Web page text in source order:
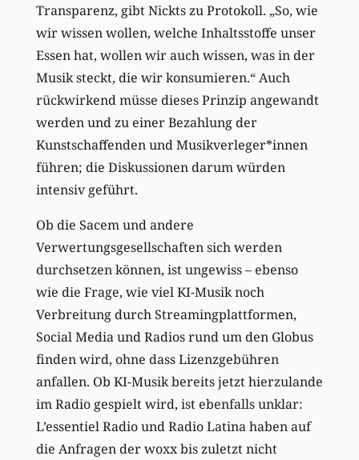
Transparenz, gibt Nickts zu Protokoll. „So, wie
wir wissen wollen, welche Inhaltsstoffe unser
Essen hat, wollen wir auch wissen, was in der
Musik steckt, die wir konsumieren.“ Auch
rückwirkend müsse dieses Prinzip angewandt
werden und zu einer Bezahlung der
Kunstschaffenden und Musikverleger*innen
führen; die Diskussionen darum würden
intensiv geführt.
Ob die Sacem und andere
Verwertungsgesellschaften sich werden
durchsetzen können, ist ungewiss – ebenso
wie die Frage, wie viel KI-Musik noch
Verbreitung durch Streamingplattformen,
Social Media und Radios rund um den Globus
finden wird, ohne dass Lizenzgebühren
anfallen. Ob KI-Musik bereits jetzt hierzulande
im Radio gespielt wird, ist ebenfalls unklar:
L’essentiel Radio und Radio Latina haben auf
die Anfragen der woxx bis zuletzt nicht